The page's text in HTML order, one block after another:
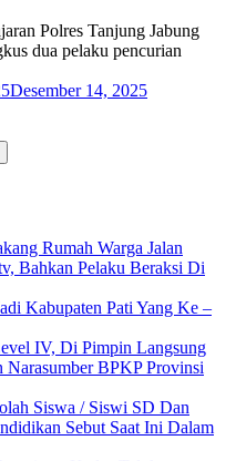
Polres Tanjung Jabung
dua pelaku pencurian
Desember 14, 2025
Rumah Warga Jalan
Bahkan Pelaku Beraksi Di
Kabupaten Pati Yang Ke –
IV, Di Pimpin Langsung
Narasumber BPKP Provinsi
Siswa / Siswi SD Dan
Sebut Saat Ini Dalam